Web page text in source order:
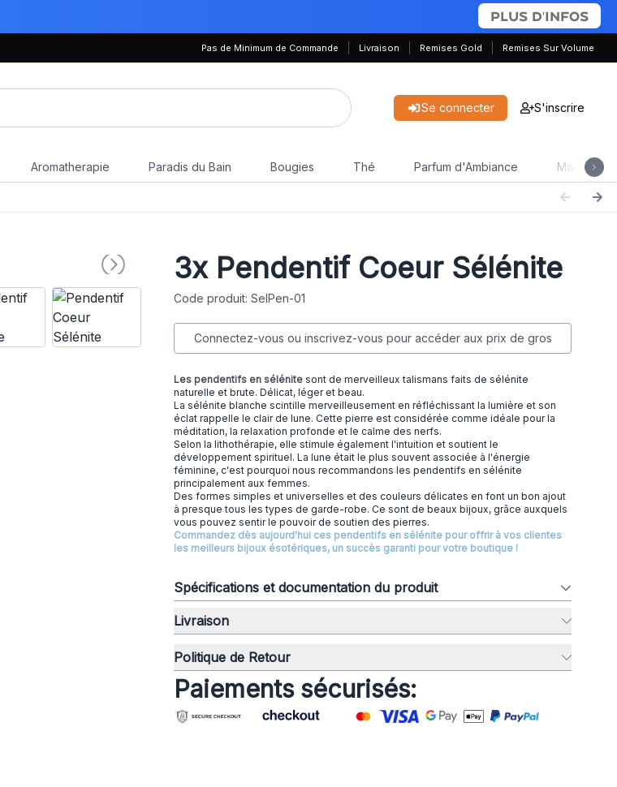
PLUS D'INFOS
Pas de Minimum de Commande Livraison Remises Gold Remises Sur Volume
Se connecter S'inscrire
Aromatherapie Paradis du Bain Bougies Thé Parfum d'Ambiance Maison &
3xPendentif Coeur Sélénite
Code produit: SelPen-01
Connectez-vous ou inscrivez-vous pour accéder aux prix de gros
Les pendentifs en sélénite sont de merveilleux talismans faits de sélénite
naturelle et brute. Délicat, léger et beau.
La sélénite blanche scintille merveilleusement en réfléchissant la lumière et son
éclat rappelle le clair de lune. Cette pierre est considérée comme idéale pour la
méditation, la relaxation profonde et le calme des nerfs.
Selon la lithothérapie, elle stimule également l'intuition et soutient le
développement spirituel. La lune était le plus souvent associée à l'énergie
féminine, c'est pourquoi nous recommandons les pendentifs en sélénite
principalement aux femmes.
Des formes simples et universelles et des couleurs délicates en font un bon ajout
à presque tous les types de garde-robe. Ce sont de beaux bijoux, grâce auxquels
vous pouvez sentir le pouvoir de soutien des pierres.
Commandez dès aujourd'hui ces pendentifs en sélénite pour offrir à vos clientes
les meilleurs bijoux ésotériques, un succès garanti pour votre boutique !
Spécifications et documentation du produit
Livraison
Politique de Retour
Paiements sécurisés: